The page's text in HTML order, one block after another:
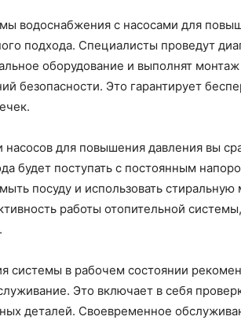
водоснабжения с насосами для
подхода. Специалисты проведут
оборудование и выполнят
безопасности. Это гарантирует
насосов для повышения давления вы
будет поступать с постоянным
посуду и использовать
работы отопительной
системы в рабочем состоянии
Это включает в себя
деталей. Своевременное